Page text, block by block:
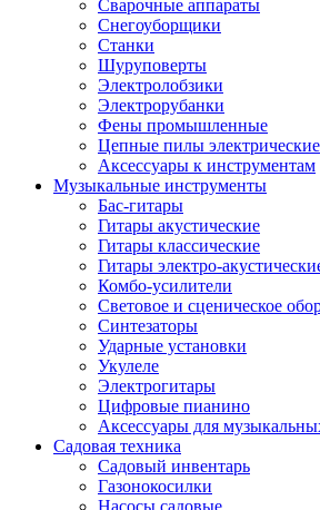
Сварочные аппараты
Снегоуборщики
Станки
Шуруповерты
Электролобзики
Электрорубанки
Фены промышленные
Цепные пилы электрические
Аксессуары к инструментам
Музыкальные инструменты
Бас-гитары
Гитары акустические
Гитары классические
Гитары электро-
Комбо-усилители
Световое и сценическое
Синтезаторы
Ударные установки
Укулеле
Электрогитары
Цифровые пианино
Аксессуары для
Садовая техника
Садовый инвентарь
Газонокосилки
Насосы садовые